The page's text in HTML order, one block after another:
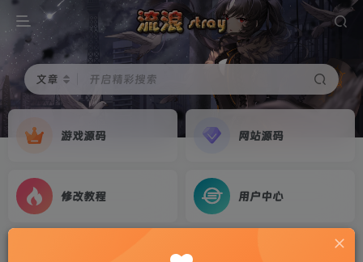
文章 开启精彩搜索
游戏源码 网站源码
修改教程 用户中心